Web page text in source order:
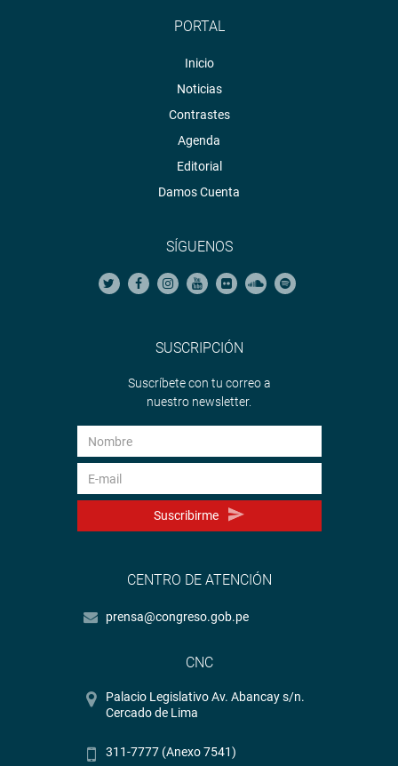
PORTAL
Inicio
Noticias
Contrastes
Agenda
Editorial
Damos Cuenta
SÍGUENOS
SUSCRIPCIÓN
Suscríbete con tu correo a
nuestro newsletter.
Suscribirme
CENTRO DE ATENCIÓN
prensa@congreso.gob.pe
CNC
Palacio Legislativo Av. Abancay s/n.
Cercado de Lima
311-7777 (Anexo 7541)